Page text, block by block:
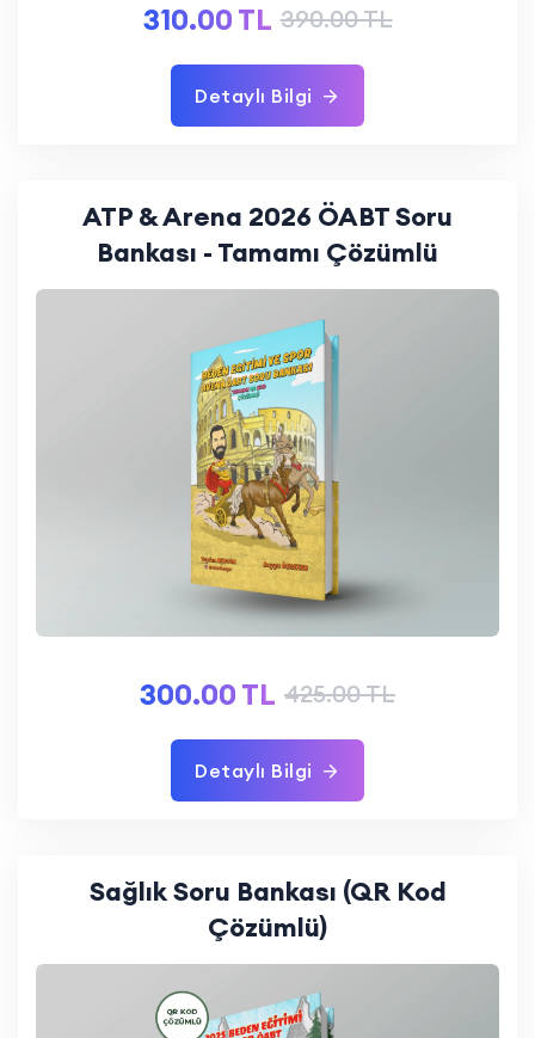
310.00 TL 390.00 TL
Detaylı Bilgi
ATP & Arena 2026 ÖABT Soru
Bankası - Tamamı Çözümlü
300.00 TL 425.00 TL
Detaylı Bilgi
Sağlık Soru Bankası (QR Kod
Çözümlü)